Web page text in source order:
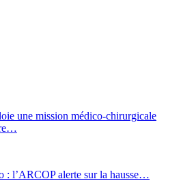
une mission médico-chirurgicale
: l’ARCOP alerte sur la hausse…